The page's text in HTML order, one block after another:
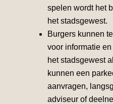
spelen wordt het
het stadsgewest.
Burgers kunnen
voor informatie
het stadsgewest
kunnen een
aanvragen,
adviseur of